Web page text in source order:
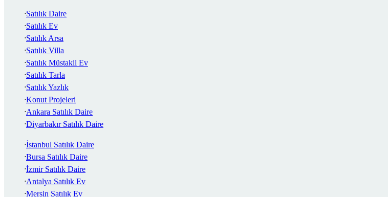
Satılık Daire
Satılık Ev
Satılık Arsa
Satılık Villa
Satılık Müstakil Ev
Satılık Tarla
Satılık Yazlık
Konut Projeleri
Ankara Satılık Daire
Diyarbakır Satılık Daire
İstanbul Satılık Daire
Bursa Satılık Daire
İzmir Satılık Daire
Antalya Satılık Ev
Mersin Satılık Ev